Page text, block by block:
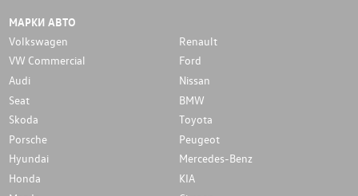
МАРКИ АВТО
Volkswagen
Renault
VW Commercial
Ford
Audi
Nissan
Seat
BMW
Skoda
Toyota
Porsche
Peugeot
Hyundai
Mercedes-Benz
Honda
KIA